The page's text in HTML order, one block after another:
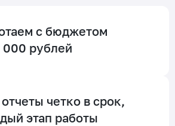
с бюджетом
000 рублей
четко в срок,
этап работы